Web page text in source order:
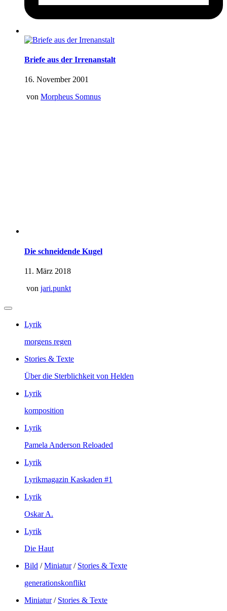
Briefe aus der Irrenanstalt
16. November 2001
von Morpheus Somnus
Die schneidende Kugel
11. März 2018
von jari.punkt
Lyrik
morgens regen
Stories & Texte
Über die Sterblichkeit von Helden
Lyrik
komposition
Lyrik
Pamela Anderson Reloaded
Lyrik
Lyrikmagazin Kaskaden #1
Lyrik
Oskar A.
Lyrik
Die Haut
Bild /Miniatur/ Stories & Texte
generationskonflikt
Miniatur/ Stories & Texte